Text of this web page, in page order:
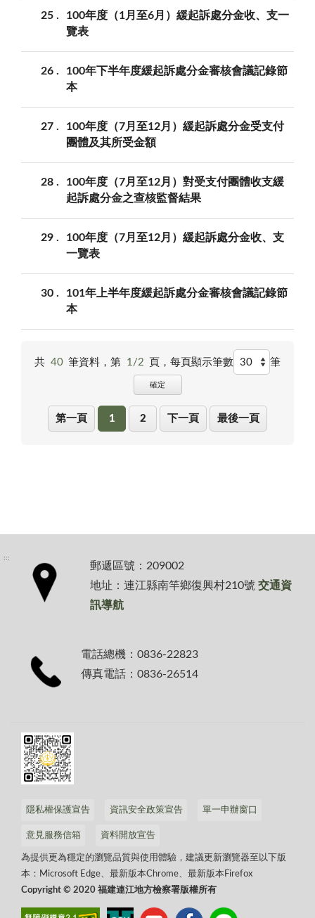
25
100年度（1月至6月）緩起訴處分金收、支一
覽表
26
100年下半年度緩起訴處分金審核會議記錄節
本
27
100年度（7月至12月）緩起訴處分金受支付
團體及其所受金額
28
100年度（7月至12月）對受支付團體收支緩
起訴處分金之查核監督結果
29
100年度（7月至12月）緩起訴處分金收、支
一覽表
30
101年上半年度緩起訴處分金審核會議記錄節
本
共 40 筆資料，第 1/2 頁，每頁顯示筆數 筆
確定
第一頁 1 2 下一頁 最後一頁
:::
郵遞區號：209002
地址：連江縣南竿鄉復興村210號 交通資
訊導航
電話總機：0836-22823
傳真電話：0836-26514
隱私權保護宣告 資訊安全政策宣告 單一申辦窗口
意見服務信箱 資料開放宣告
為提供更為穩定的瀏覽品質與使用體驗，建議更新瀏覽器至以下版
本：Microsoft Edge、最新版本Chrome、最新版本Firefox
Copyright © 2020 福建連江地方檢察署版權所有